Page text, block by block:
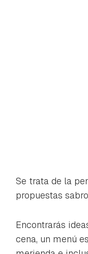
Se trata de la
propuestas
Encontrarás
cena, un menú